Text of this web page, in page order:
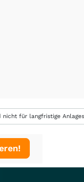
für langfristige